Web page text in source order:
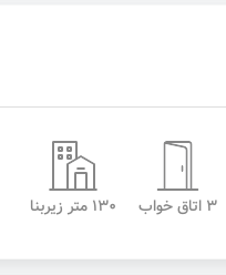
3 اتاق خواب 130 متر زیربنا